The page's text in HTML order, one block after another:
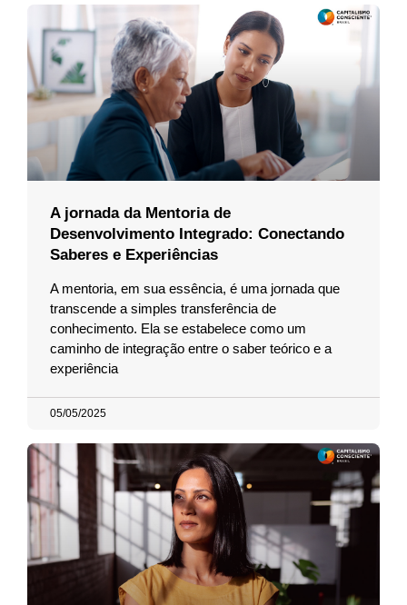
A jornada da Mentoria de
Desenvolvimento Integrado: Conectando
Saberes e Experiências
A mentoria, em sua essência, é uma jornada que
transcende a simples transferência de
conhecimento. Ela se estabelece como um
caminho de integração entre o saber teórico e a
experiência
05/05/2025